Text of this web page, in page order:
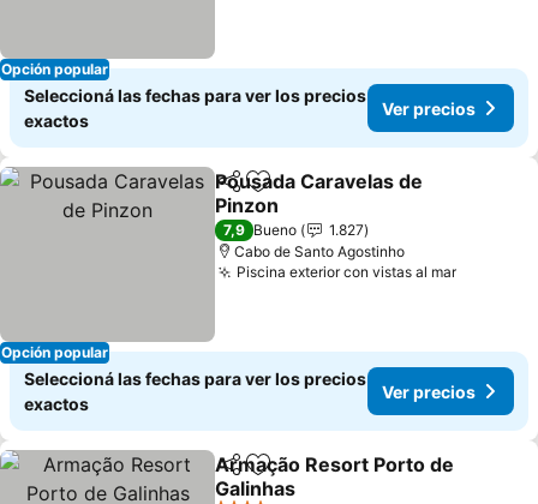
Opción popular
Seleccioná las fechas para ver los precios
exactos
Ver precios
Opción popular
CompartirAñadir a favoritos
Pousada Caravelas de
Pinzon
7,9 Bueno
1.827
Cabo de Santo Agostinho
Piscina exterior con vistas al mar
Seleccioná las fechas para ver los precios
exactos
Ver precios
CompartirAñadir a favoritos
Armação Resort Porto de
Galinhas